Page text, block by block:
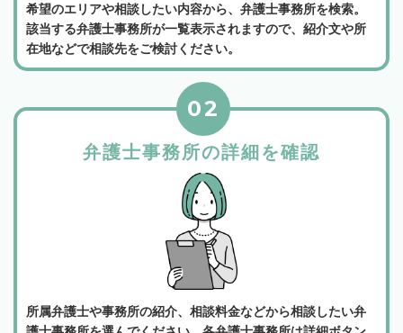
希望のエリアや相談したい内容から、弁護士事務所を検索。
該当する弁護士事務所が一覧表示されますので、紹介文や所
在地などで相談先をご検討ください。
弁護士事務所の詳細を確認
02
所属弁護士や事務所の紹介、相談料金などから相談したい弁